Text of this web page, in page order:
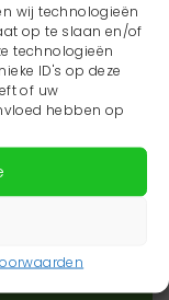
wij technologieën
op te slaan en/of
technologieën
ID's op deze
of uw
hebben op
laatste
dan in voor